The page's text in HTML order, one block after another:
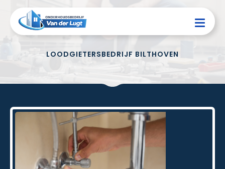
LOODGIETERSBEDRIJF BILTHOVEN